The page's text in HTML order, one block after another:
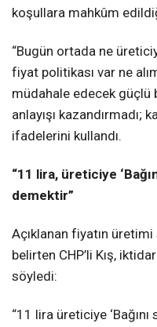
koşullara mahkûm
“Bugün ortada ne
fiyat politikası var ne
müdahale edecek
anlayışı kazandırmadı;
ifadelerini kullandı.
“11 lira, üreticiye
demektir”
Açıklanan fiyatın
belirten CHP’li Kış,
söyledi:
“11 lira üreticiye